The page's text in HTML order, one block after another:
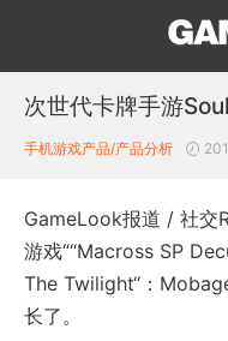
次世代卡牌手游
手机游戏产品/产品分析
GameLook报道 / 社交
游戏““Macross SP
The Twilight“：
长了。